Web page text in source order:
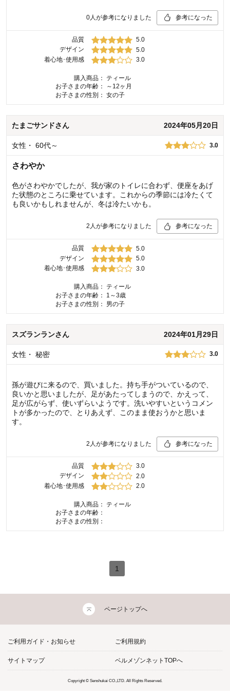
0人が参考になりました 参考になった
品質
5.0
デザイン
5.0
着心地･使用感
3.0
購入商品：
ティール
お子さまの年齢：
～12ヶ月
お子さまの性別： 女の子
たまごサンドさん 2024年05月20日
女性 ・ 60代～ 3.0
さわやか
色がさわやかでしたが、我が家のトイレに合わず、便座をあげ
た状態のところに乗せています。これからの季節には冷たくて
も良いかもしれませんが、冬は冷たいかも。
2 人が参考になりました 参考になった
品質
5.0
デザイン
5.0
着心地･使用感
3.0
購入商品：
ティール
お子さまの年齢：
1～3歳
お子さまの性別：
男の子
スズランランさん 2024年01月29日
女性 ・ 秘密 3.0
孫が遊びに来るので、買いました。持ち手がついているので、
良いかと思いましたが、足があたってしまうので、かえって、
足が広がらず、使いずらいようです。洗いやすいというコメン
トが多かったので、とりあえず、このまま使おうかと思いま
す。
2 人が参考になりました 参考になった
品質
3.0
デザイン
2.0
着心地･使用感
2.0
購入商品：
ティール
お子さまの年齢：
お子さまの性別：
1
ページトップへ
ご利用ガイド・お知らせ ご利用規約
サイトマップ ベルメゾンネットTOPへ
Copyright © Senshukai CO.,LTD. All Rights Reserved.